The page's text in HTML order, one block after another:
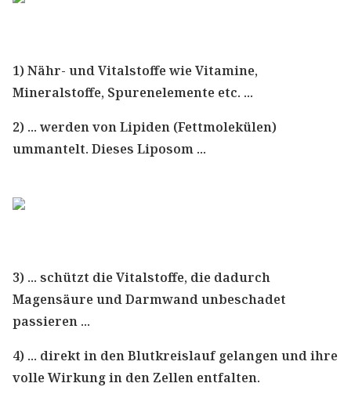
1) Nähr- und Vitalstoffe wie Vitamine,
Mineralstoffe, Spurenelemente etc. ...
2) ... werden von Lipiden (Fettmolekülen)
ummantelt. Dieses Liposom ...
3) ... schützt die Vitalstoffe, die dadurch
Magensäure und Darmwand unbeschadet
passieren ...
4) ... direkt in den Blutkreislauf gelangen und ihre
volle Wirkung in den Zellen entfalten.